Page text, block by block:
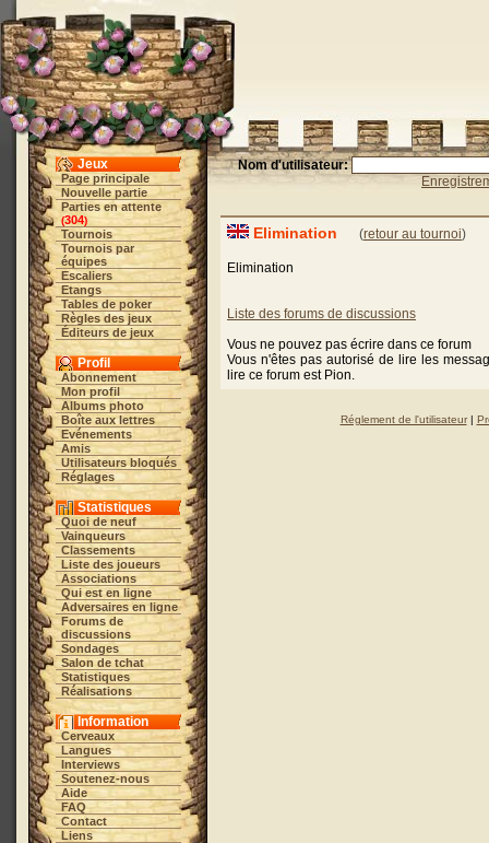
Jeux
Page principale
Nouvelle partie
Parties en attente
(304)
Tournois
Tournois par
équipes
Escaliers
Etangs
Tables de poker
Règles des jeux
Éditeurs de jeux
Profil
Abonnement
Mon profil
Albums photo
Boîte aux lettres
Evénements
Amis
Utilisateurs bloqués
Réglages
Statistiques
Quoi de neuf
Vainqueurs
Classements
Liste des joueurs
Associations
Qui est en ligne
Adversaires en ligne
Forums de
discussions
Sondages
Salon de tchat
Statistiques
Réalisations
Information
Cerveaux
Langues
Interviews
Soutenez-nous
Aide
FAQ
Contact
Liens
Nom d'utilisateur:
Elimination (retour au tournoi)
Elimination
Liste des forums de discussions
Vous ne pouvez pas écrire dans ce forum
Vous n'êtes pas autorisé de lire les
lire ce forum est Pion.
Réglement de l'utilisateur|